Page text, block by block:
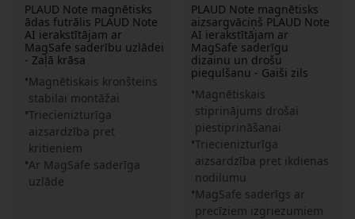
PLAUD Note magnētisks
ādas futrālis PLAUD Note
AI ierakstītājam ar
MagSafe saderību uzlādei
- Zaļā krāsa
Magnētiskais kronšteins
stabilai montāžai
Triecienizturīga
aizsardzība pret
kritieniem
Ar MagSafe saderīga
uzlāde
PLAUD Note magnētisks
aizsargvāciņš PLAUD Note
AI ierakstītājam ar
MagSafe saderīgu
dizainu un drošu
piegulšanu - Gaiši zils
Magnētiskais
stiprinājums drošai
piestiprināšanai
Triecienizturīga
aizsardzība pret ikdienas
nodilumu
MagSafe saderīgs ar
precīziem izgriezumiem